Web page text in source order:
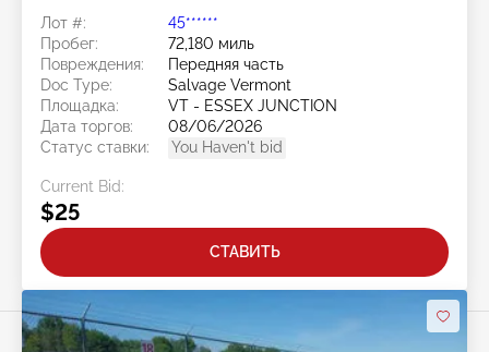
Лот #:
45******
Пробег:
72,180 миль
Повреждения:
Передняя часть
Doc Type:
Salvage Vermont
Площадка:
VT - ESSEX JUNCTION
Дата торгов:
08/06/2026
Статус ставки:
You Haven't bid
Current Bid:
$25
СТАВИТЬ